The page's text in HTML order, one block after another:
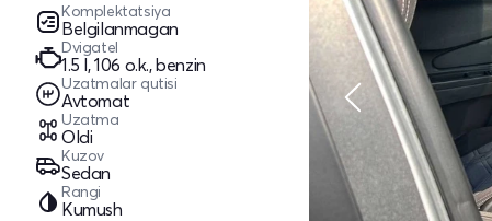
Komplektatsiya
Belgilanmagan
Dvigatel
1.5 l, 106 o.k., benzin
Uzatmalar qutisi
Avtomat
Uzatma
Oldi
Kuzov
Sedan
Rangi
Kumush